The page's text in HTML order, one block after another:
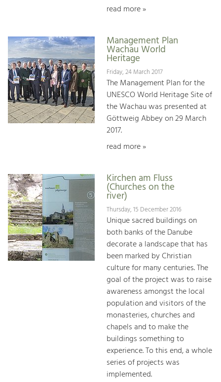
read more »
Management Plan
Wachau World
Heritage
Friday, 24 March 2017
The Management Plan for the
UNESCO World Heritage Site of
the Wachau was presented at
Göttweig Abbey on 29 March
2017.
read more »
Kirchen am Fluss
(Churches on the
river)
Thursday, 15 December 2016
Unique sacred buildings on
both banks of the Danube
decorate a landscape that has
been marked by Christian
culture for many centuries. The
goal of the project was to raise
awareness amongst the local
population and visitors of the
monasteries, churches and
chapels and to make the
buildings something to
experience. To this end, a whole
series of projects was
implemented.